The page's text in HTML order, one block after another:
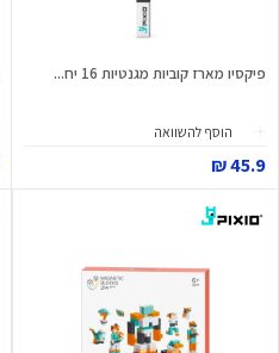
פיקסיו מארז קוביות מגנטיות 16 יח...
הוסף להשוואה
45.9 ₪